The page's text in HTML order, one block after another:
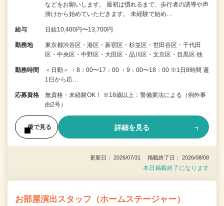
などをお願いします。 最初は慣れるまで、歩行者の誘導や声
掛けから始めていただきます。 未経験で始め…
給与 日給10,400円〜13,700円
勤務地
東京都渋谷区・港区・新宿区・杉並区・世田谷区・千代田
区・中央区・中野区・大田区・品川区・文京区・目黒区 他
勤務時間
＜日勤＞ ・8：00〜17：00 ・9：00〜18：00 ※1日8時間 週
1日から応…
応募資格
無資格・未経験OK！ ※18歳以上：警備業法による（例外事
由2号）
後で見る 詳細を見る
更新日： 2026/07/31 掲載終了日： 2026/08/08
本日掲載終了になります
お部屋演出スタッフ（ホームステージャー）